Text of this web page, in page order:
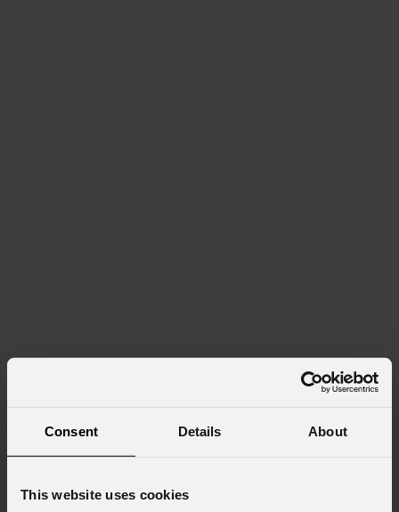
Consent Details About
This website uses cookies